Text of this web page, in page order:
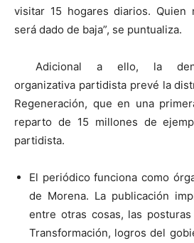
visitar 15 hogares diarios. Quien
será dado de baja”, se puntualiza.
Adicional a ello, la
organizativa partidista prevé la
Regeneración, que en una
reparto de 15 millones de
partidista.
El periódico funciona como
de Morena. La publicación
entre otras cosas, las
Transformación, logros del